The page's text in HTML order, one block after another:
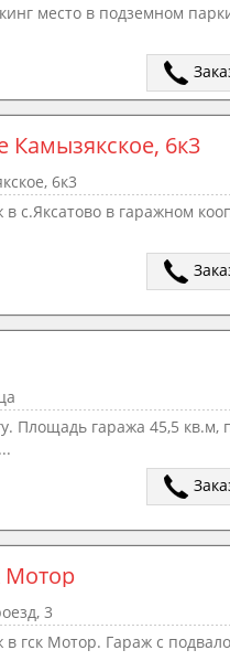
место в подземном
Камызякское, 6к3
6к3
с.Яксатово в гаражном
Площадь гаража 45,5
Мотор
3
гск Мотор. Гараж с